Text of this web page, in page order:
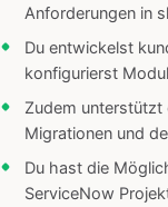
Anforderungen in
Du entwickelst
konfigurierst
Zudem unterstützt
Migrationen und
Du hast die
ServiceNow